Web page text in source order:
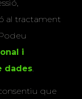
al tractament
i
dades.
que